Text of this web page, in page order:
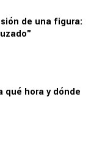
de una figura:
qué hora y dónde